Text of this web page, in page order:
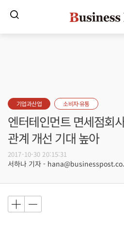
기업과산업 소비자·유통
엔터테인먼트 면세점회
관계 개선 기대 높아
2017-10-30 20:15:31
서하나 기자 -